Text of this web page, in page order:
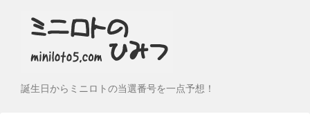
誕生日からミニロトの当選番号を一点予想！